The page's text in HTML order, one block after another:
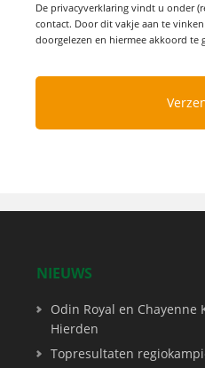
De privacyverklaring vindt u onder
contact. Door dit vakje aan te
doorgelezen en hiermee akkoord te
NIEUWS
Odin Royal en Chayenne
Hierden
Topresultaten